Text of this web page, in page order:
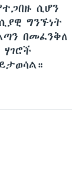
ሲሆን
ግንኙነት
በመፈንቅለ